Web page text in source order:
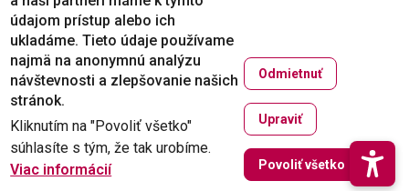
Copyright © 2005-2026
Prešovská univerzita v Prešove
Created by
ActivIT
údajom prístup alebo ich
ukladáme. Tieto údaje používame
najmä na anonymnú analýzu
návštevnosti a zlepšovanie našich
stránok.
Kliknutím na "Povoliť všetko"
súhlasíte s tým, že tak urobíme.
Viac informácií
Odmietnuť
Upraviť
Povoliť všetko